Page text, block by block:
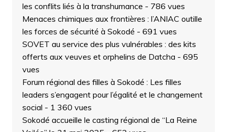
les conflits liés à la transhumance - 786 vues
Menaces chimiques aux frontières : l’ANIAC outille
les forces de sécurité à Sokodé - 691 vues
SOVET au service des plus vulnérables : des kits
offerts aux veuves et orphelins de Datcha - 695
vues
Forum régional des filles à Sokodé : Les filles
leaders s’engagent pour l’égalité et le changement
social - 1 360 vues
Sokodé accueille le casting régional de “La Reine